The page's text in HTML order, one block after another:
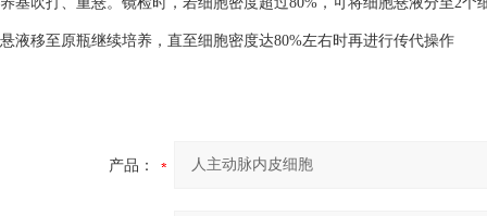
悬液移至原瓶继续培养，直至细胞密度达80%左右时再进行传代操作
产品：